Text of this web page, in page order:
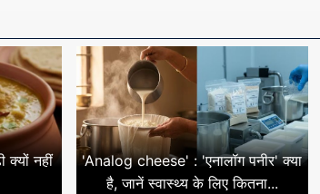
क्यों नहीं
'Analog cheese' : 'एनालॉग पनीर' क्या
है, जानें स्वास्थ्य के लिए कितना...